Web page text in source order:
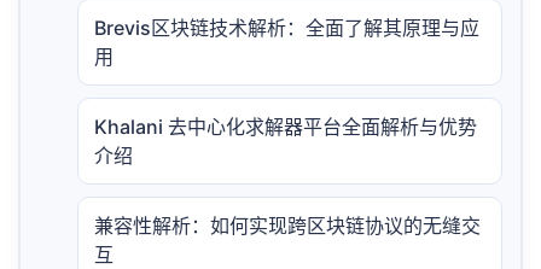
Brevis区块链技术解析：全面了解其原理与应
用
Khalani 去中心化求解器平台全面解析与优势
介绍
兼容性解析：如何实现跨区块链协议的无缝交
互